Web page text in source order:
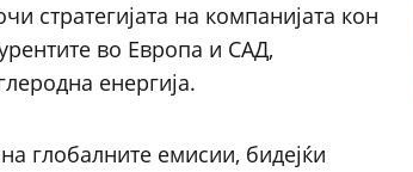
стратегијата на компанијата кон
во Европа и САД,
енергија.
глобалните емисии, бидејќи